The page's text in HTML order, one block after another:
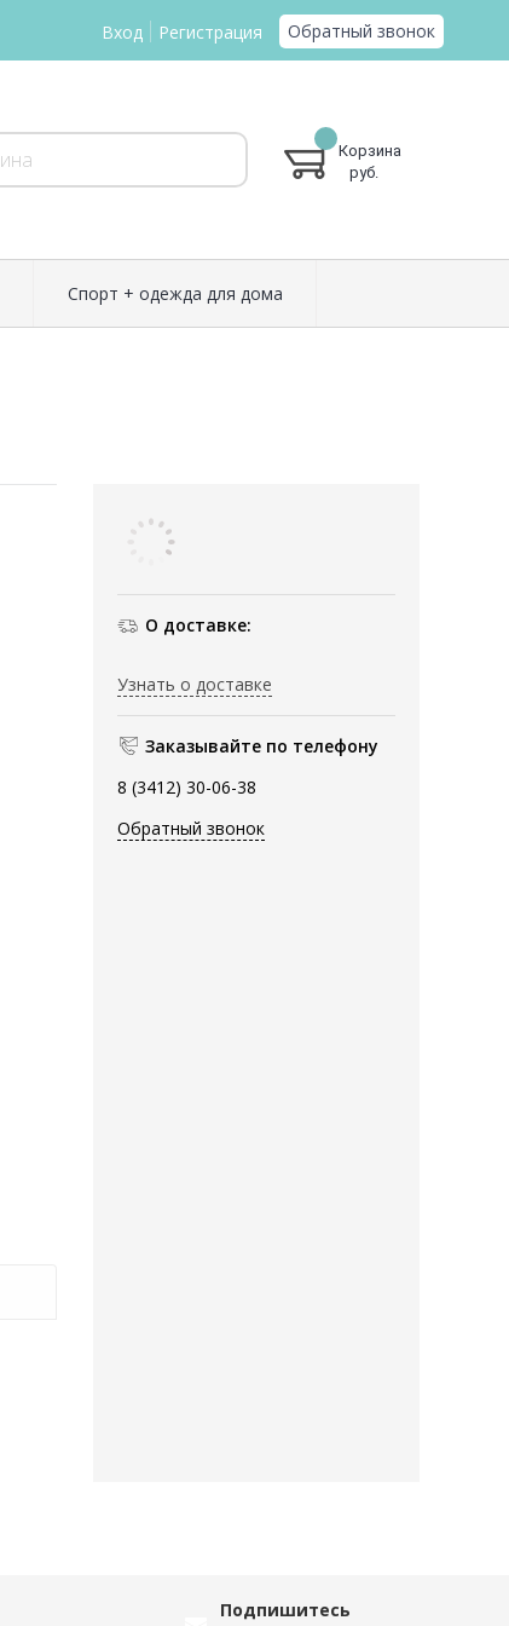
Вход Регистрация Обратный звонок
Корзина
руб.
Спорт + одежда для дома
О доставке:
Узнать о доставке
Заказывайте по телефону
8 (3412) 30-06-38
Обратный звонок
Подпишитесь